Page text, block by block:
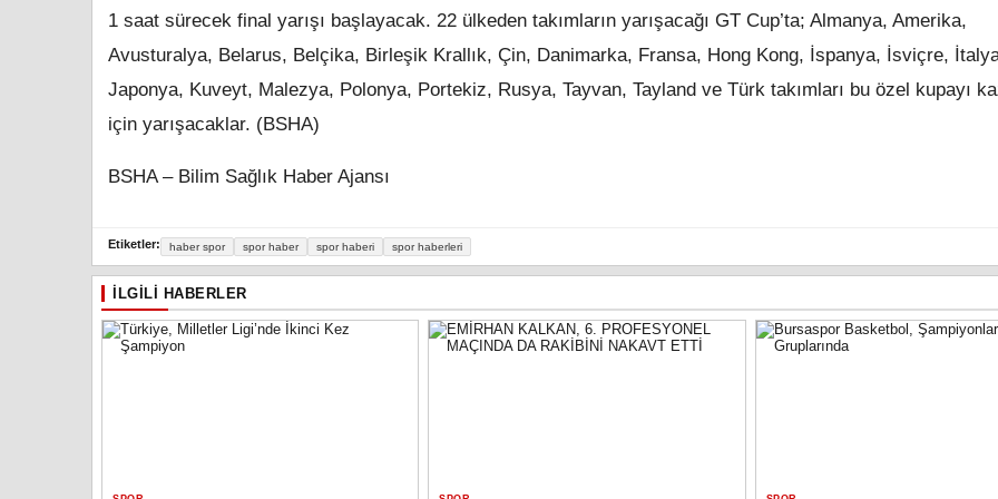
1 saat sürecek final yarışı başlayacak. 22 ülkeden takımların yarışacağı GT Cup’ta; Almanya, Amerika,
Avusturalya, Belarus, Belçika, Birleşik Krallık, Çin, Danimarka, Fransa, Hong Kong, İspanya, İsviçre,
Japonya, Kuveyt, Malezya, Polonya, Portekiz, Rusya, Tayvan, Tayland ve Türk takımları bu özel kupayı
için yarışacaklar. (BSHA)
BSHA – Bilim Sağlık Haber Ajansı
Etiketler: haber spor spor haber spor haberi spor haberleri
İLGILI HABERLER